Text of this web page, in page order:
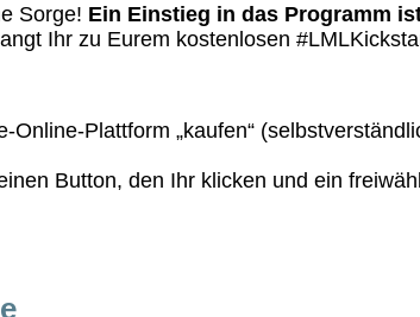
Sorge! Ein Einstieg in das Programm
Ihr zu Eurem kostenlosen
Plattform „kaufen“
Button, den Ihr klicken und ein